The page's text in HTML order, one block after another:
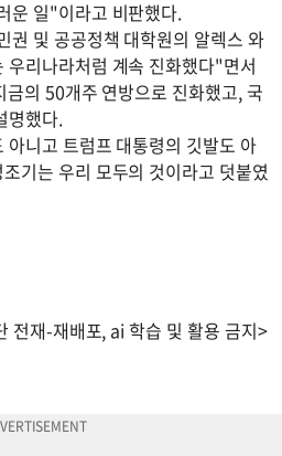
운 일"이라고 비판했다.
권 및 공공정책 대학원의 알렉스 와
리나라처럼 계속 진화했다"면서
의 50개주 연방으로 진화했고, 국
명했다.
니고 트럼프 대통령의 깃발도 아
기는 우리 모두의 것이라고 덧붙였
전재-재배포, ai 학습 및 활용 금지>